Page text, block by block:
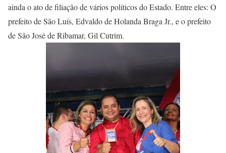
ainda o ato de filiação de vários políticos do Estado. Entre eles: O
prefeito de São Luís, Edvaldo de Holanda Braga Jr., e o prefeito
de São José de Ribamar, Gil Cutrim.